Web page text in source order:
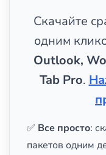
Скачайте
одним
Outlook,
Tab Pro.
✅ Все просто:
пакетов одним